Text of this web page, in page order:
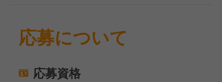
応募について
応募資格